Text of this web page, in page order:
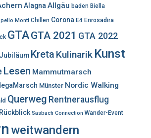
Alagna Allgäu baden Biella
Monti Chillen Corona E4 Enrosadira
GTAGTA 2021 GTA 2022
Jubiläum Kreta Kulinarik Kunst
Lesen Mammutmarsch
Münster Nordic Walking
Querweg Rentnerausflug
Rückblick Sasbach Connection Wander-Event
weitwandern